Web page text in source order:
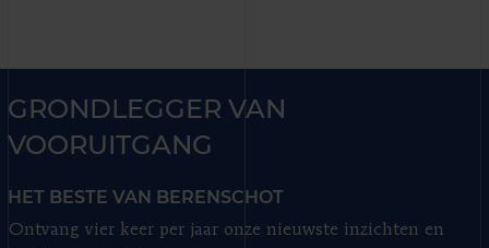
GRONDLEGGER VAN
VOORUITGANG
HET BESTE VAN BERENSCHOT
Ontvang vier keer per jaar onze nieuwste inzichten en